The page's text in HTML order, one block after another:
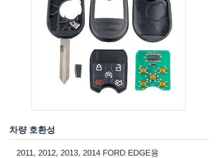
제품 소개
공장 투어
품질 관리
차량 호환성
2011, 2012, 2013, 2014 FORD EDGE용